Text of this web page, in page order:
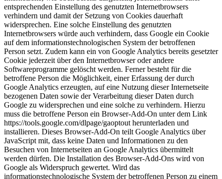
entsprechenden Einstellung des genutzten Internetbrowsers
verhindern und damit der Setzung von Cookies dauerhaft
widersprechen. Eine solche Einstellung des genutzten
Internetbrowsers würde auch verhindern, dass Google ein Cookie
auf dem informationstechnologischen System der betroffenen
Person setzt. Zudem kann ein von Google Analytics bereits gesetzter
Cookie jederzeit über den Internetbrowser oder andere
Softwareprogramme gelöscht werden. Ferner besteht für die
betroffene Person die Möglichkeit, einer Erfassung der durch
Google Analytics erzeugten, auf eine Nutzung dieser Internetseite
bezogenen Daten sowie der Verarbeitung dieser Daten durch
Google zu widersprechen und eine solche zu verhindern. Hierzu
muss die betroffene Person ein Browser-Add-On unter dem Link
https://tools.google.com/dlpage/gaoptout herunterladen und
installieren. Dieses Browser-Add-On teilt Google Analytics über
JavaScript mit, dass keine Daten und Informationen zu den
Besuchen von Internetseiten an Google Analytics übermittelt
werden dürfen. Die Installation des Browser-Add-Ons wird von
Google als Widerspruch gewertet. Wird das
informationstechnologische System der betroffenen Person zu einem